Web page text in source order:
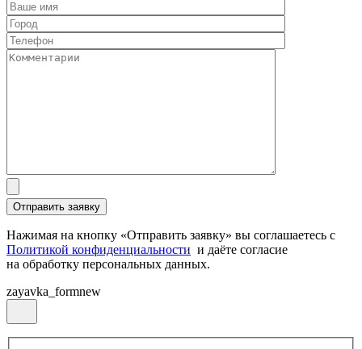
Нажимая на кнопку «Отправить заявку» вы соглашаетесь с
Политикой конфиденциальности и даёте согласие
на обработку персональных данных.
zayavka_formnew